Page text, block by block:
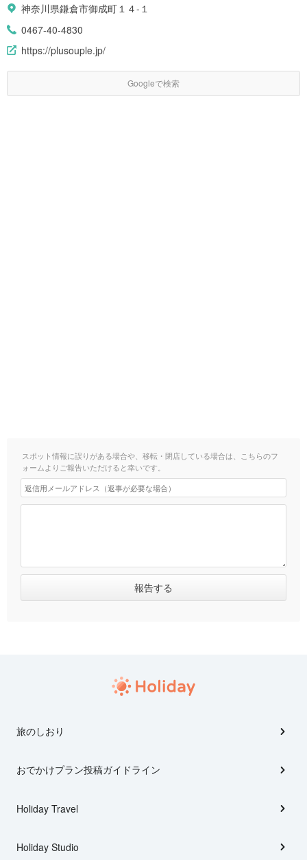
神奈川県鎌倉市御成町１４-１
0467-40-4830
https://plusouple.jp/
Googleで検索
スポット情報に誤りがある場合や、移転・閉店している場合は、こちらのフ
ォームよりご報告いただけると幸いです。
旅のしおり
おでかけプラン投稿ガイドライン
Holiday Travel
Holiday Studio